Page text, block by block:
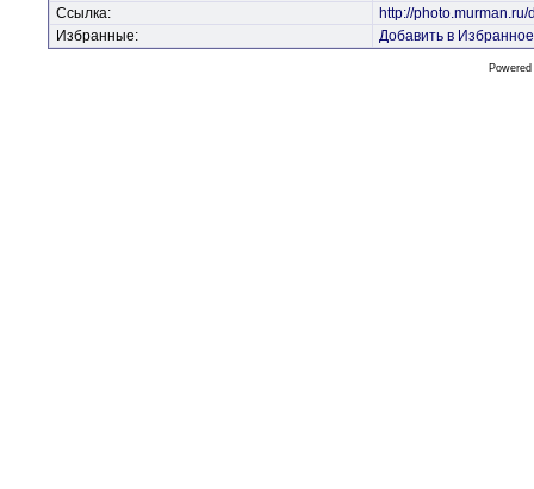
Ссылка:
http://
Избранные:
Добавить в Избранное